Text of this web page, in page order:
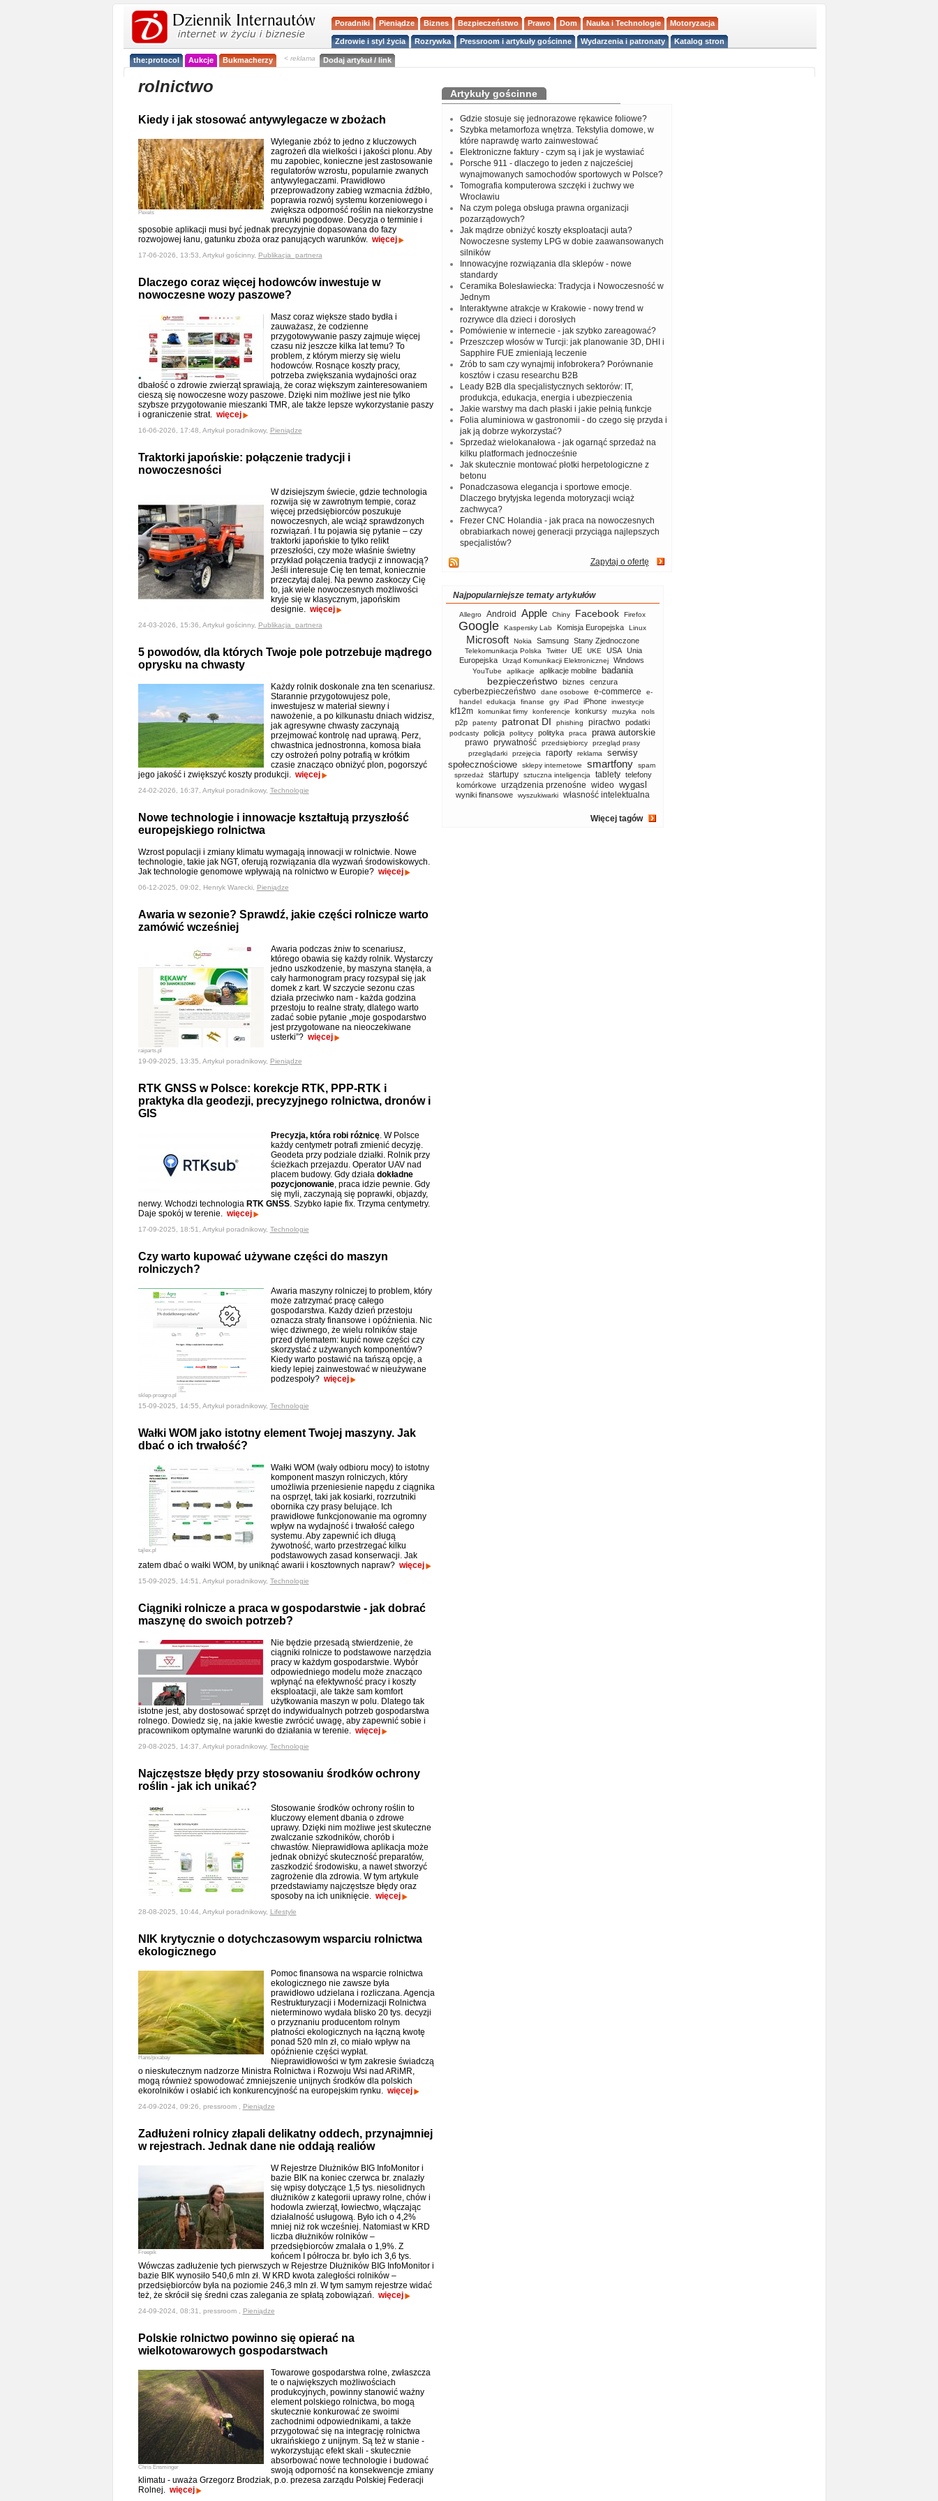
Poradniki Pieniądze Biznes Bezpieczeństwo Prawo Dom Nauka i Technologie Motoryzacja
Zdrowie i styl życia Rozrywka Pressroom i artykuły gościnne Wydarzenia i patronaty Katalog stron
the:protocol Aukcje Bukmacherzy < reklama Dodaj artykuł / link
rolnictwo
Kiedy i jak stosować antywylegacze w zbożach
Pexels
Wyleganie zbóż to jedno z kluczowych
zagrożeń dla wielkości i jakości plonu. Aby
mu zapobiec, konieczne jest zastosowanie
regulatorów wzrostu, popularnie zwanych
antywylegaczami. Prawidłowo
przeprowadzony zabieg wzmacnia źdźbło,
poprawia rozwój systemu korzeniowego i
zwiększa odporność roślin na niekorzystne
warunki pogodowe. Decyzja o terminie i
sposobie aplikacji musi być jednak precyzyjnie dopasowana do fazy
rozwojowej łanu, gatunku zboża oraz panujących warunków. więcej
17-06-2026, 13:53, Artykuł gościnny, Publikacja_partnera
Dlaczego coraz więcej hodowców inwestuje w
nowoczesne wozy paszowe?
Masz coraz większe stado bydła i
zauważasz, że codzienne
przygotowywanie paszy zajmuje więcej
czasu niż jeszcze kilka lat temu? To
problem, z którym mierzy się wielu
hodowców. Rosnące koszty pracy,
potrzeba zwiększania wydajności oraz
dbałość o zdrowie zwierząt sprawiają, że coraz większym zainteresowaniem
cieszą się nowoczesne wozy paszowe. Dzięki nim możliwe jest nie tylko
szybsze przygotowanie mieszanki TMR, ale także lepsze wykorzystanie paszy
i ograniczenie strat. więcej
16-06-2026, 17:48, Artykuł poradnikowy, Pieniądze
Traktorki japońskie: połączenie tradycji i
nowoczesności
W dzisiejszym świecie, gdzie technologia
rozwija się w zawrotnym tempie, coraz
więcej przedsiębiorców poszukuje
nowoczesnych, ale wciąż sprawdzonych
rozwiązań. I tu pojawia się pytanie – czy
traktorki japońskie to tylko relikt
przeszłości, czy może właśnie świetny
przykład połączenia tradycji z innowacją?
Jeśli interesuje Cię ten temat, koniecznie
przeczytaj dalej. Na pewno zaskoczy Cię
to, jak wiele nowoczesnych możliwości
kryje się w klasycznym, japońskim
designie. więcej
24-03-2026, 15:36, Artykuł gościnny, Publikacja_partnera
5 powodów, dla których Twoje pole potrzebuje mądrego
oprysku na chwasty
Każdy rolnik doskonale zna ten scenariusz.
Starannie przygotowujesz pole,
inwestujesz w materiał siewny i
nawożenie, a po kilkunastu dniach widzisz,
jak agresywne chwasty zaczynają
przejmować kontrolę nad uprawą. Perz,
chwastnica jednostronna, komosa biała
czy ostrożeń polny potrafią w krótkim
czasie znacząco obniżyć plon, pogorszyć
jego jakość i zwiększyć koszty produkcji. więcej
24-02-2026, 16:37, Artykuł poradnikowy, Technologie
Nowe technologie i innowacje kształtują przyszłość
europejskiego rolnictwa
Wzrost populacji i zmiany klimatu wymagają innowacji w rolnictwie. Nowe
technologie, takie jak NGT, oferują rozwiązania dla wyzwań środowiskowych.
Jak technologie genomowe wpływają na rolnictwo w Europie? więcej
06-12-2025, 09:02, Henryk Warecki, Pieniądze
Awaria w sezonie? Sprawdź, jakie części rolnicze warto
zamówić wcześniej
raiparts.pl
Awaria podczas żniw to scenariusz,
którego obawia się każdy rolnik. Wystarczy
jedno uszkodzenie, by maszyna stanęła, a
cały harmonogram pracy rozsypał się jak
domek z kart. W szczycie sezonu czas
działa przeciwko nam - każda godzina
przestoju to realne straty, dlatego warto
zadać sobie pytanie „moje gospodarstwo
jest przygotowane na nieoczekiwane
usterki”? więcej
19-09-2025, 13:35, Artykuł poradnikowy, Pieniądze
RTK GNSS w Polsce: korekcje RTK, PPP-RTK i
praktyka dla geodezji, precyzyjnego rolnictwa, dronów i
GIS
Precyzja, która robi różnicę. W Polsce
każdy centymetr potrafi zmienić decyzję.
Geodeta przy podziale działki. Rolnik przy
ścieżkach przejazdu. Operator UAV nad
placem budowy. Gdy działa dokładne
pozycjonowanie, praca idzie pewnie. Gdy
się myli, zaczynają się poprawki, objazdy,
nerwy. Wchodzi technologia RTK GNSS. Szybko łapie fix. Trzyma centymetry.
Daje spokój w terenie. więcej
17-09-2025, 18:51, Artykuł poradnikowy, Technologie
Czy warto kupować używane części do maszyn
rolniczych?
sklep-proagro.pl
Awaria maszyny rolniczej to problem, który
może zatrzymać pracę całego
gospodarstwa. Każdy dzień przestoju
oznacza straty finansowe i opóźnienia. Nic
więc dziwnego, że wielu rolników staje
przed dylematem: kupić nowe części czy
skorzystać z używanych komponentów?
Kiedy warto postawić na tańszą opcję, a
kiedy lepiej zainwestować w nieużywane
podzespoły? więcej
15-09-2025, 14:55, Artykuł poradnikowy, Technologie
Wałki WOM jako istotny element Twojej maszyny. Jak
dbać o ich trwałość?
tajlex.pl
Wałki WOM (wały odbioru mocy) to istotny
komponent maszyn rolniczych, który
umożliwia przeniesienie napędu z ciągnika
na osprzęt, taki jak kosiarki, rozrzutniki
obornika czy prasy belujące. Ich
prawidłowe funkcjonowanie ma ogromny
wpływ na wydajność i trwałość całego
systemu. Aby zapewnić ich długą
żywotność, warto przestrzegać kilku
podstawowych zasad konserwacji. Jak
zatem dbać o wałki WOM, by uniknąć awarii i kosztownych napraw? więcej
15-09-2025, 14:51, Artykuł poradnikowy, Technologie
Ciągniki rolnicze a praca w gospodarstwie - jak dobrać
maszynę do swoich potrzeb?
Nie będzie przesadą stwierdzenie, że
ciągniki rolnicze to podstawowe narzędzia
pracy w każdym gospodarstwie. Wybór
odpowiedniego modelu może znacząco
wpłynąć na efektywność pracy i koszty
eksploatacji, ale także sam komfort
użytkowania maszyn w polu. Dlatego tak
istotne jest, aby dostosować sprzęt do indywidualnych potrzeb gospodarstwa
rolnego. Dowiedz się, na jakie kwestie zwrócić uwagę, aby zapewnić sobie i
pracownikom optymalne warunki do działania w terenie. więcej
29-08-2025, 14:37, Artykuł poradnikowy, Technologie
Najczęstsze błędy przy stosowaniu środków ochrony
roślin - jak ich unikać?
Stosowanie środków ochrony roślin to
kluczowy element dbania o zdrowe
uprawy. Dzięki nim możliwe jest skuteczne
zwalczanie szkodników, chorób i
chwastów. Nieprawidłowa aplikacja może
jednak obniżyć skuteczność preparatów,
zaszkodzić środowisku, a nawet stworzyć
zagrożenie dla zdrowia. W tym artykule
przedstawiamy najczęstsze błędy oraz
sposoby na ich uniknięcie. więcej
28-08-2025, 10:44, Artykuł poradnikowy, Lifestyle
NIK krytycznie o dotychczasowym wsparciu rolnictwa
ekologicznego
Hans/pixabay
Pomoc finansowa na wsparcie rolnictwa
ekologicznego nie zawsze była
prawidłowo udzielana i rozliczana. Agencja
Restrukturyzacji i Modernizacji Rolnictwa
nieterminowo wydała blisko 20 tys. decyzji
o przyznaniu producentom rolnym
płatności ekologicznych na łączną kwotę
ponad 520 mln zł, co miało wpływ na
opóźnienie części wypłat.
Nieprawidłowości w tym zakresie świadczą
o nieskutecznym nadzorze Ministra Rolnictwa i Rozwoju Wsi nad ARiMR,
mogą również spowodować zmniejszenie unijnych środków dla polskich
ekorolników i osłabić ich konkurencyjność na europejskim rynku. więcej
24-09-2024, 09:26, pressroom , Pieniądze
Zadłużeni rolnicy złapali delikatny oddech, przynajmniej
w rejestrach. Jednak dane nie oddają realiów
Freepik
W Rejestrze Dłużników BIG InfoMonitor i
bazie BIK na koniec czerwca br. znalazły
się wpisy dotyczące 1,5 tys. niesolidnych
dłużników z kategorii uprawy rolne, chów i
hodowla zwierząt, łowiectwo, włączając
działalność usługową. Było ich o 4,2%
mniej niż rok wcześniej. Natomiast w KRD
liczba dłużników rolników –
przedsiębiorców zmalała o 1,9%. Z
końcem I półrocza br. było ich 3,6 tys.
Wówczas zadłużenie tych pierwszych w Rejestrze Dłużników BIG InfoMonitor i
bazie BIK wynosiło 540,6 mln zł. W KRD kwota zaległości rolników –
przedsiębiorców była na poziomie 246,3 mln zł. W tym samym rejestrze widać
też, że skrócił się średni czas zalegania ze spłatą zobowiązań. więcej
24-09-2024, 08:31, pressroom , Pieniądze
Polskie rolnictwo powinno się opierać na
wielkotowarowych gospodarstwach
Chris Ensminger
Towarowe gospodarstwa rolne, zwłaszcza
te o największych możliwościach
produkcyjnych, powinny stanowić ważny
element polskiego rolnictwa, bo mogą
skutecznie konkurować ze swoimi
zachodnimi odpowiednikami, a także
przygotować się na integrację rolnictwa
ukraińskiego z unijnym. Są też w stanie -
wykorzystując efekt skali - skutecznie
absorbować nowe technologie i budować
swoją odporność na konsekwencje zmiany
klimatu - uważa Grzegorz Brodziak, p.o. prezesa zarządu Polskiej Federacji
Rolnej. więcej
Artykuły gościnne
Gdzie stosuje się jednorazowe rękawice foliowe?
Szybka metamorfoza wnętrza. Tekstylia domowe, w
które naprawdę warto zainwestować
Elektroniczne faktury - czym są i jak je wystawiać
Porsche 911 - dlaczego to jeden z najcześciej
wynajmowanych samochodów sportowych w Polsce?
Tomografia komputerowa szczęki i żuchwy we
Wrocławiu
Na czym polega obsługa prawna organizacji
pozarządowych?
Jak mądrze obniżyć koszty eksploatacji auta?
Nowoczesne systemy LPG w dobie zaawansowanych
silników
Innowacyjne rozwiązania dla sklepów - nowe
standardy
Ceramika Bolesławiecka: Tradycja i Nowoczesność w
Jednym
Interaktywne atrakcje w Krakowie - nowy trend w
rozrywce dla dzieci i dorosłych
Pomówienie w internecie - jak szybko zareagować?
Przeszczep włosów w Turcji: jak planowanie 3D, DHI i
Sapphire FUE zmieniają leczenie
Zrób to sam czy wynajmij infobrokera? Porównanie
kosztów i czasu researchu B2B
Leady B2B dla specjalistycznych sektorów: IT,
produkcja, edukacja, energia i ubezpieczenia
Jakie warstwy ma dach płaski i jakie pełnią funkcje
Folia aluminiowa w gastronomii - do czego się przyda i
jak ją dobrze wykorzystać?
Sprzedaż wielokanałowa - jak ogarnąć sprzedaż na
kilku platformach jednocześnie
Jak skutecznie montować płotki herpetologiczne z
betonu
Ponadczasowa elegancja i sportowe emocje.
Dlaczego brytyjska legenda motoryzacji wciąż
zachwyca?
Frezer CNC Holandia - jak praca na nowoczesnych
obrabiarkach nowej generacji przyciąga najlepszych
specjalistów?
Zapytaj o ofertę
Najpopularniejsze tematy artykułów
Allegro Android Apple Chiny Facebook Firefox
Google Kaspersky Lab Komisja Europejska Linux
Microsoft Nokia Samsung Stany Zjednoczone
Telekomunikacja Polska Twitter UE UKE USA
Unia
Europejska
Urząd Komunikacji Elektronicznej Windows
YouTube aplikacje aplikacje mobilne badania
bezpieczeństwo biznes cenzura
cyberbezpieczeństwo dane osobowe e-commerce
e-
handel
edukacja finanse gry iPad iPhone inwestycje
kf12m komunikat firmy konferencje konkursy muzyka nols
p2p patenty patronat DI phishing piractwo podatki
podcasty policja politycy polityka praca prawa autorskie
prawo prywatność przedsiębiorcy
przegląd prasy
przeglądarki
przejęcia raporty reklama
serwisy
społecznościowe
sklepy internetowe smartfony
spam
sprzedaż
startupy sztuczna inteligencja tablety telefony
komórkowe urządzenia przenośne wideo wygasl
wyniki finansowe wyszukiwarki własność intelektualna
Więcej tagów